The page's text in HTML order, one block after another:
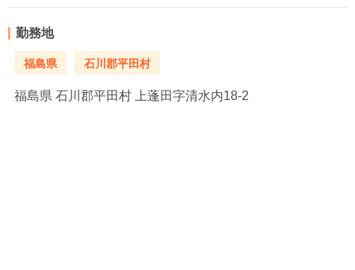
勤務地
福島県 石川郡平田村
福島県 石川郡平田村 上蓬田字清水内18-2